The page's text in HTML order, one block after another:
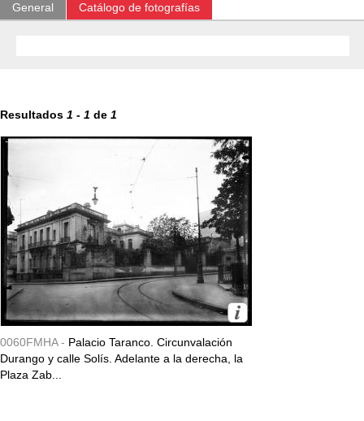
General Catálogo de fotografías
Resultados 1 - 1 de 1
0060FMHA - Palacio Taranco. Circunvalación
Durango y calle Solís. Adelante a la derecha, la
Plaza Zab...